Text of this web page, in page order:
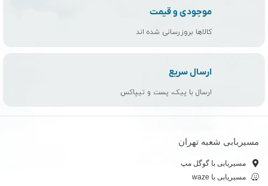
موجودی و قیمت
کالاها بروزرسانی شده اند
ارسال سریع
ارسال با پیک، پست و تیپاکس
مسیربابی شعبه تهران
مسیریابی با گوگل مپ
مسیریابی با waze